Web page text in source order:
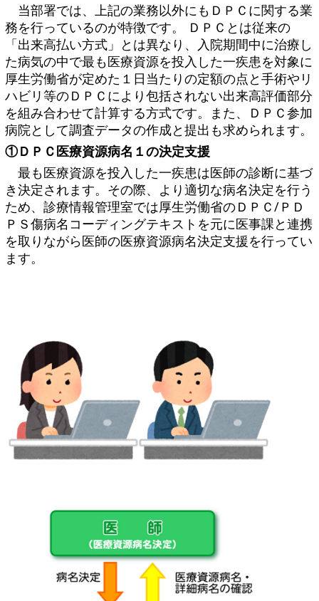
当部署では、上記の業務以外にもＤＰＣに関する業
務を行っているのが特徴です。 ＤＰＣとは従来の
「出来高払い方式」とは異なり、入院期間中に治療し
た病気の中で最も医療資源を投入した一疾患を対象に
厚生労働省が定めた１日当たりの定額の点と手術やリ
ハビリ等のＤＰＣにより包括されない出来高評価部分
を組み合わせて計算する方式です。また、ＤＰＣ参加
病院として調査データの作成と提出も求められます。
①ＤＰＣ医療資源病名１の決定支援
最も医療資源を投入した一疾患は医師の診断に基づ
き決定されます。その際、より適切な病名決定を行う
ため、診療情報管理室では厚生労働省のＤＰＣ/ＰＤ
ＰＳ傷病名コーディングテキストを元に医事課と連携
を取りながら医師の医療資源病名決定支援を行ってい
ます。